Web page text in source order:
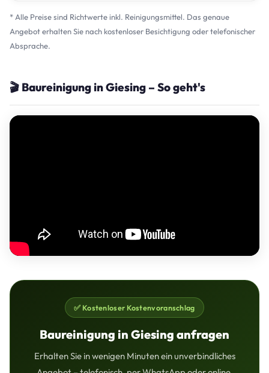
* Alle Preise sind Richtwerte inkl. Reinigungsmittel. Das genaue
Angebot erhalten Sie nach kostenloser Besichtigung oder telefonischer
Absprache.
🎬 Baureinigung in Giesing – So geht's
✅ Kostenloser Kostenvoranschlag
Baureinigung in Giesing anfragen
Erhalten Sie in wenigen Minuten ein unverbindliches